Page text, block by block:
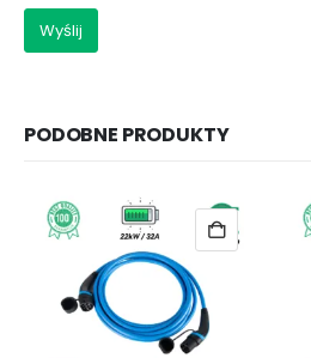
PODOBNE PRODUKTY
-